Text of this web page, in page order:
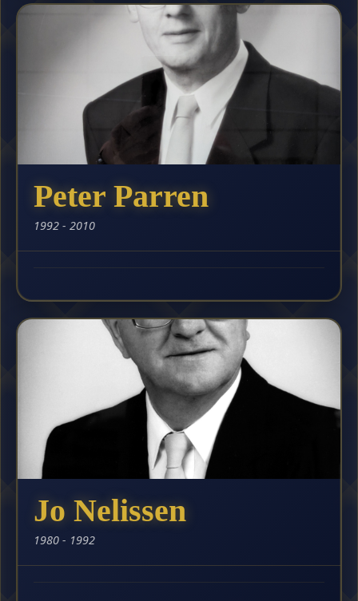
Peter Parren
1992 - 2010
Jo Nelissen
1980 - 1992